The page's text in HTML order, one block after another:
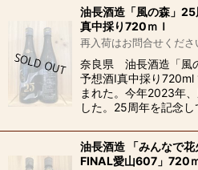
油長酒造「風の森」
真中採り720ｍｌ
再入荷はお問合せくださ
奈良県 油長酒造「風
予想酒I真中採り
まれた。今年2023年
した。25周年を記念
油長酒造 「みんなで
FINAL愛山607」720